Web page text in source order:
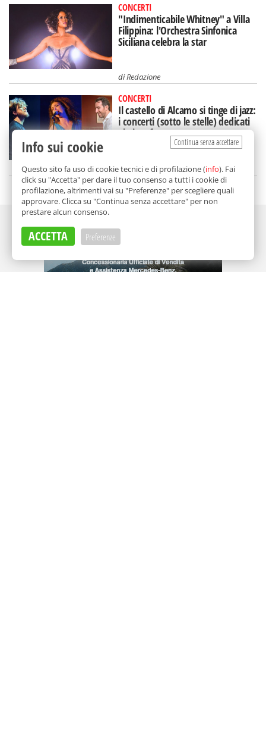
CONCERTI
"Indimenticabile Whitney" a Villa
Filippina: l'Orchestra Sinfonica
Siciliana celebra la star
diRedazione
CONCERTI
Il castello di Alcamo si tinge di jazz:
i concerti (sotto le stelle) dedicati
al pianoforte
diRedazione
Continua senza accettare
Info sui cookie
Questo sito fa uso di cookie tecnici e di profilazione (info). Fai
click su "Accetta" per dare il tuo consenso a tutti i cookie di
profilazione, altrimenti vai su "Preferenze" per scegliere quali
approvare. Clicca su "Continua senza accettare" per non
prestare alcun consenso.
ACCETTA Preferenze